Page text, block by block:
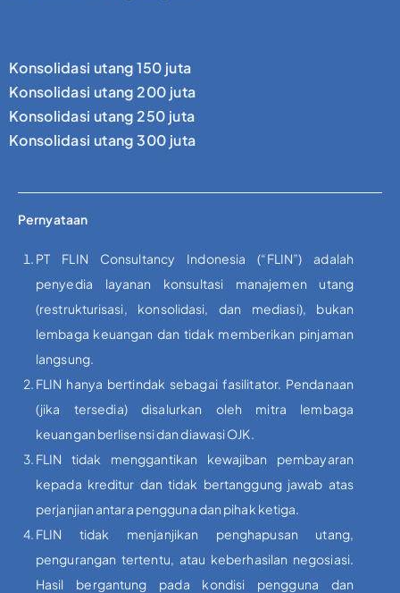
Konsolidasi utang 150 juta
Konsolidasi utang 200 juta
Konsolidasi utang 250 juta
Konsolidasi utang 300 juta
Pernyataan
PT FLIN Consultancy Indonesia (“FLIN”) adalah
penyedia layanan konsultasi manajemen utang
(restrukturisasi, konsolidasi, dan mediasi), bukan
lembaga keuangan dan tidak memberikan pinjaman
langsung.
FLIN hanya bertindak sebagai fasilitator. Pendanaan
(jika tersedia) disalurkan oleh mitra lembaga
keuangan berlisensi dan diawasi OJK.
FLIN tidak menggantikan kewajiban pembayaran
kepada kreditur dan tidak bertanggung jawab atas
perjanjian antara pengguna dan pihak ketiga.
FLIN tidak menjanjikan penghapusan utang,
pengurangan tertentu, atau keberhasilan negosiasi.
Hasil bergantung pada kondisi pengguna dan